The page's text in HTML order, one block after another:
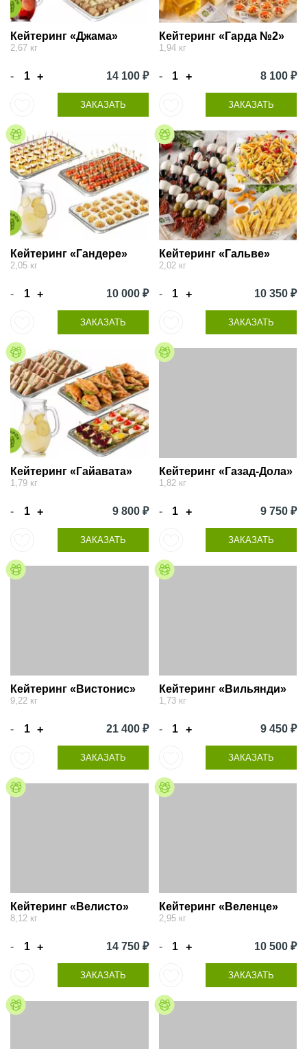
Кейтеринг «Джама»
2,67 кг
- + 14 100 ₽
ЗАКАЗАТЬ
Кейтеринг «Гарда №2»
1,94 кг
- + 8 100 ₽
ЗАКАЗАТЬ
Кейтеринг «Гандере»
2,05 кг
- + 10 000 ₽
ЗАКАЗАТЬ
Кейтеринг «Гальве»
2,02 кг
- + 10 350 ₽
ЗАКАЗАТЬ
Кейтеринг «Гайавата»
1,79 кг
- + 9 800 ₽
ЗАКАЗАТЬ
Кейтеринг «Газад-Дола»
1,82 кг
- + 9 750 ₽
ЗАКАЗАТЬ
Кейтеринг «Вистонис»
9,22 кг
- + 21 400 ₽
ЗАКАЗАТЬ
Кейтеринг «Вильянди»
1,73 кг
- + 9 450 ₽
ЗАКАЗАТЬ
Кейтеринг «Велисто»
8,12 кг
- + 14 750 ₽
ЗАКАЗАТЬ
Кейтеринг «Веленце»
2,95 кг
- + 10 500 ₽
ЗАКАЗАТЬ